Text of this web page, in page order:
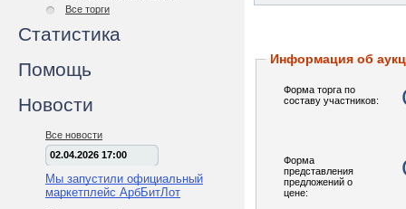
Все торги
Статистика
Помощь
Новости
Все новости
02.04.2026 17:00
Мы запустили официальный
маркетплейс АрбБитЛот
Информация об
Форма торга по
составу участников:
Форма
представления
предложений о
цене: